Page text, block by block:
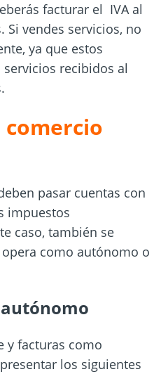
facturar el IVA al
vendes servicios, no
ya que estos
servicios recibidos al
pasar cuentas con
impuestos
caso, también se
como autónomo o
y facturas como
los siguientes